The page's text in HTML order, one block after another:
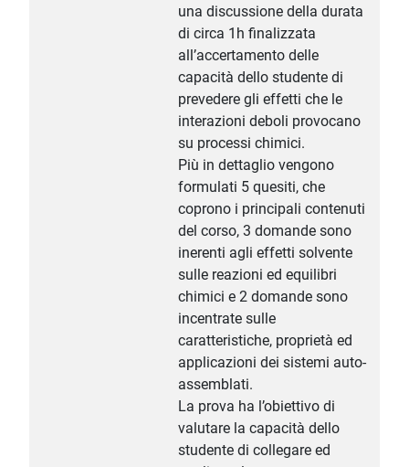
una discussione della durata
di circa 1h finalizzata
all’accertamento delle
capacità dello studente di
prevedere gli effetti che le
interazioni deboli provocano
su processi chimici.
Più in dettaglio vengono
formulati 5 quesiti, che
coprono i principali contenuti
del corso, 3 domande sono
inerenti agli effetti solvente
sulle reazioni ed equilibri
chimici e 2 domande sono
incentrate sulle
caratteristiche, proprietà ed
applicazioni dei sistemi auto-
assemblati.
La prova ha l’obiettivo di
valutare la capacità dello
studente di collegare ed